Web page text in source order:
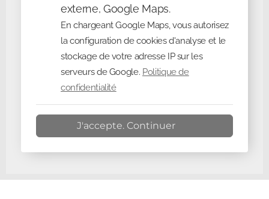
externe, Google Maps.
En chargeant Google Maps, vous autorisez
la configuration de cookies d'analyse et le
stockage de votre adresse IP sur les
serveurs de Google. Politique de
confidentialité
J'accepte. Continuer